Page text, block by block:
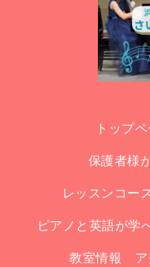
トップ
保護者様
レッスンコー
ピアノと英語が学
教室情報 ア